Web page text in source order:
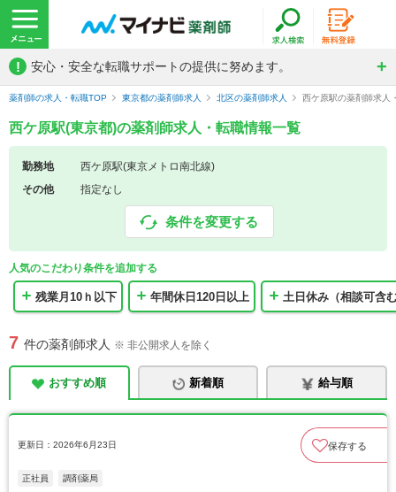
! 安心・安全な転職サポートの提供に努めます。
薬剤師の求人・転職TOP 東京都の薬剤師求人 北区の薬剤師求人 西ケ原駅の薬剤師求人
西ケ原駅(東京都)の薬剤師求人・転職情報一覧
勤務地
西ケ原駅(東京メトロ南北線)
その他
指定なし
条件を変更する
人気のこだわり条件を追加する
残業月10ｈ以下 年間休日120日以上 土日休み（相談可含
7 件の薬剤師求人 ※ 非公開求人を除く
おすすめ順 新着順 給与順
更新日：2026年6月23日 保存する
正社員 調剤薬局